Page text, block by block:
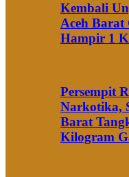
Kembali
Aceh Barat
Hampir 1
Persempit
Narkotika,
Barat
Kilogram